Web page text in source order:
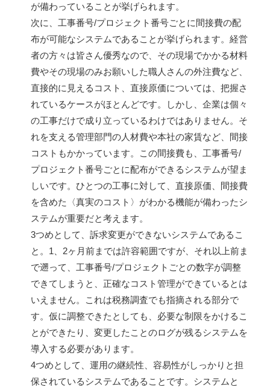
が備わっていることが挙げられます。
次に、工事番号/プロジェクト番号ごとに間接費の配
布が可能なシステムであることが挙げられます。経営
者の方々は皆さん優秀なので、その現場でかかる材料
費やその現場のみお願いした職人さんの外注費など、
直接的に見えるコスト、直接原価については、把握さ
れているケースがほとんどです。しかし、企業は個々
の工事だけで成り立っているわけではありません。そ
れを支える管理部門の人材費や本社の家賃など、間接
コストもかかっています。この間接費も、工事番号/
プロジェクト番号ごとに配布ができるシステムが望ま
しいです。ひとつの工事に対して、直接原価、間接費
を含めた〈真実のコスト〉がわかる機能が備わったシ
ステムが重要だと考えます。
3つめとして、訴求変更ができないシステムであるこ
と。1、2ヶ月前までは許容範囲ですが、それ以上前ま
で遡って、工事番号/プロジェクトごとの数字が調整
できてしまうと、正確なコスト管理ができているとは
いえません。これは税務調査でも指摘される部分で
す。仮に調整できたとしても、必要な制限をかけるこ
とができたり、変更したことのログが残るシステムを
導入する必要があります。
4つめとして、運用の継続性、容易性がしっかりと担
保されているシステムであることです。システムと